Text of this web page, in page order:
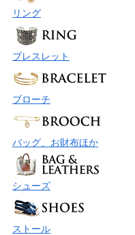
リング
ブレスレット
ブローチ
バッグ、お財布ほか
シューズ
ストール